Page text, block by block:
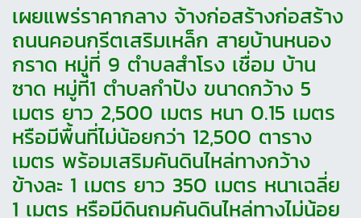
เผยแพร่ราคากลาง จ้างก่อสร้างก่อสร้าง
ถนนคอนกรีตเสริมเหล็ก สายบ้านหนอง
กราด หมู่ที่ 9 ตำบลสำโรง เชื่อม บ้าน
ซาด หมู่ที่1 ตำบลกำปัง ขนาดกว้าง 5
เมตร ยาว 2,500 เมตร หนา 0.15 เมตร
หรือมีพื้นที่ไม่น้อยกว่า 12,500 ตาราง
เมตร พร้อมเสริมคันดินไหล่ทางกว้าง
ข้างละ 1 เมตร ยาว 350 เมตร หนาเฉลี่ย
1 เมตร หรือมีดินถมคันดินไหล่ทางไม่น้อย